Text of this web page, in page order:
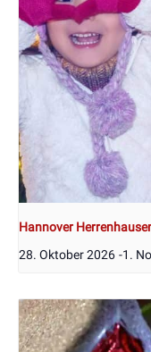
Hannover
28. Oktober 2026 -1.